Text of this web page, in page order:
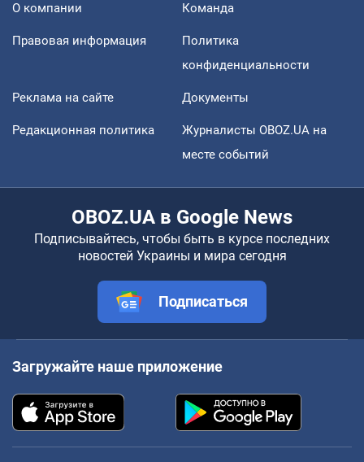
О компании Команда
Правовая информация
Политика
конфиденциальности
Реклама на сайте Документы
Редакционная политика
Журналисты OBOZ.UA на
месте событий
OBOZ.UA в Google News
Подписывайтесь, чтобы быть в курсе последних
новостей Украины и мира сегодня
Подписаться
Загружайте наше приложение